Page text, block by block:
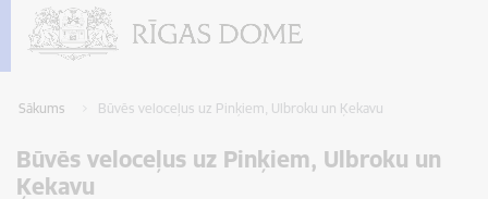
Sākums Būvēs veloceļus uz Pinķiem, Ulbroku un Ķekavu
Būvēs veloceļus uz Pinķiem, Ulbroku un
Ķekavu